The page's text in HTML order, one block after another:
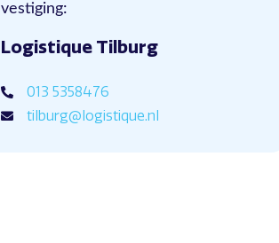
vestiging:
Logistique Tilburg
013 5358476
tilburg@logistique.nl